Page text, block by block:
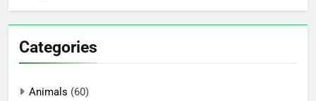
Categories
Animals (60)